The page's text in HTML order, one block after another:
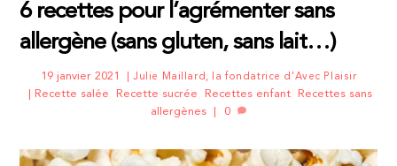
6 recettes pour l’agrémenter sans
allergène (sans gluten, sans lait…)
19 janvier 2021 Julie Maillard, la fondatrice d'Avec Plaisir
Recette salée Recette sucrée Recettes enfant
Recettes sans
allergènes
0